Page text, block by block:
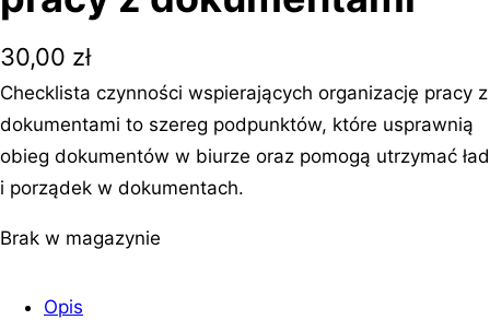
30,00 zł
Checklista czynności wspierających organizację pracy z
dokumentami to szereg podpunktów, które usprawnią
obieg dokumentów w biurze oraz pomogą utrzymać ład
i porządek w dokumentach.
Brak w magazynie
Opis